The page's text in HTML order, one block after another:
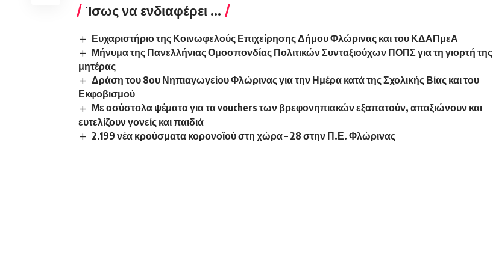
Ίσως να ενδιαφέρει ...
Ευχαριστήριο της Κοινωφελούς Επιχείρησης Δήμου Φλώρινας και του ΚΔΑΠμεΑ
Μήνυμα της Πανελλήνιας Ομοσπονδίας Πολιτικών Συνταξιούχων ΠΟΠΣ για τη γιορτή της
μητέρας
Δράση του 8ου Νηπιαγωγείου Φλώρινας για την Ημέρα κατά της Σχολικής Βίας και του
Εκφοβισμού
Με ασύστολα ψέματα για τα vouchers των βρεφονηπιακών εξαπατούν, απαξιώνουν και
ευτελίζουν γονείς και παιδιά
2.199 νέα κρούσματα κορονοϊού στη χώρα – 28 στην Π.Ε. Φλώρινας